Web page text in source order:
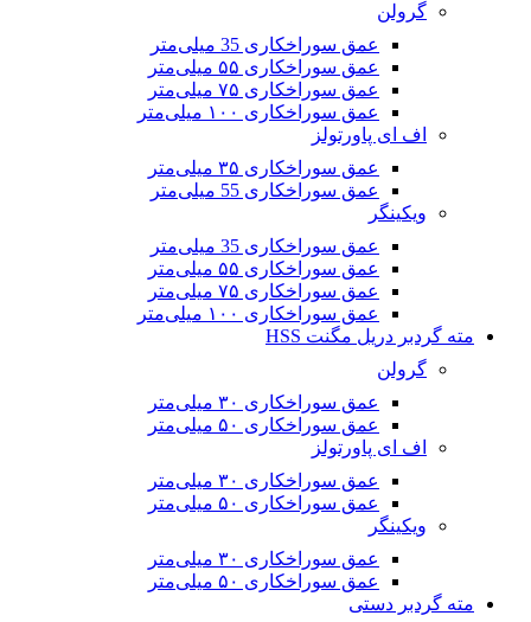
گرولن
عمق سوراخکاری 35 میلی‌متر
عمق سوراخکاری ۵۵ میلی‌متر
عمق سوراخکاری ۷۵ میلی‌متر
عمق سوراخکاری ۱۰۰ میلی‌متر
اف ای پاورتولز
عمق سوراخکاری ۳۵ میلی‌متر
عمق سوراخکاری 55 میلی‌متر
ویکینگر
عمق سوراخکاری 35 میلی‌متر
عمق سوراخکاری ۵۵ میلی‌متر
عمق سوراخکاری ۷۵ میلی‌متر
عمق سوراخکاری ۱۰۰ میلی‌متر
مته گردبر دریل مگنت HSS
گرولن
عمق سوراخکاری ۳۰ میلی‌متر
عمق سوراخکاری ۵۰ میلی‌متر
اف ای پاورتولز
عمق سوراخکاری ۳۰ میلی‌متر
عمق سوراخکاری ۵۰ میلی‌متر
ویکینگر
عمق سوراخکاری ۳۰ میلی‌متر
عمق سوراخکاری ۵۰ میلی‌متر
مته گردبر دستی